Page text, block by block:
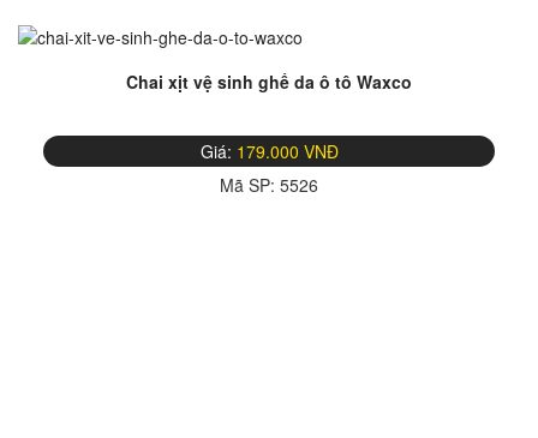
Chai xịt vệ sinh ghế da ô tô Waxco
Giá: 179.000 VNĐ
Mã SP: 5526